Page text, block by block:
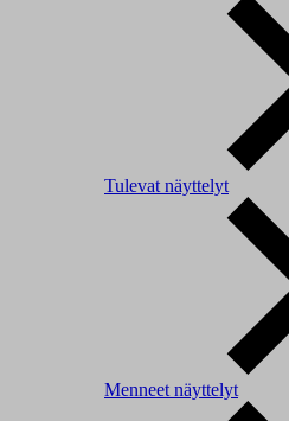
Tulevat näyttelyt
Menneet näyttelyt